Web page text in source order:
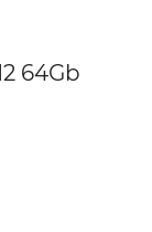
64Gb